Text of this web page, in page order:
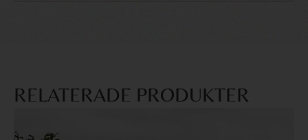
RELATERADE PRODUKTER